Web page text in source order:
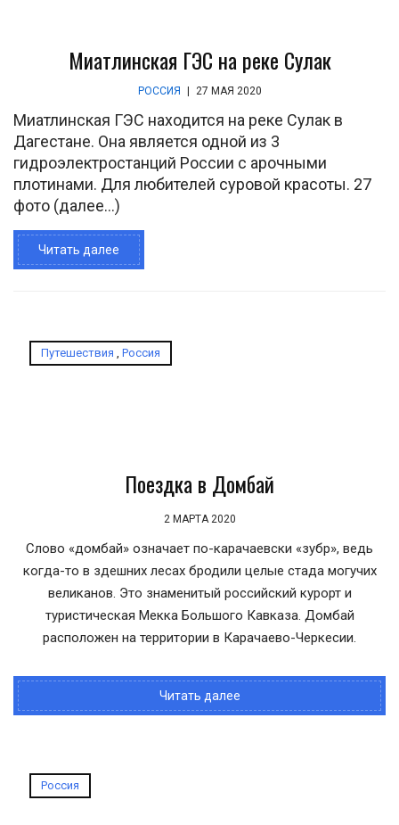
Миатлинская ГЭС на реке Сулак
РОССИЯ | 27 МАЯ 2020
Миатлинская ГЭС находится на реке Сулак в
Дагестане. Она является одной из 3
гидроэлектростанций России с арочными
плотинами. Для любителей суровой красоты. 27
фото (далее…)
Читать далее
Путешествия Россия
Поездка в Домбай
2 МАРТА 2020
Слово «домбай» означает по-карачаевски «зубр», ведь
когда-то в здешних лесах бродили целые стада могучих
великанов. Это знаменитый российский курорт и
туристическая Мекка Большого Кавказа. Домбай
расположен на территории в Карачаево-Черкесии.
Читать далее
Россия